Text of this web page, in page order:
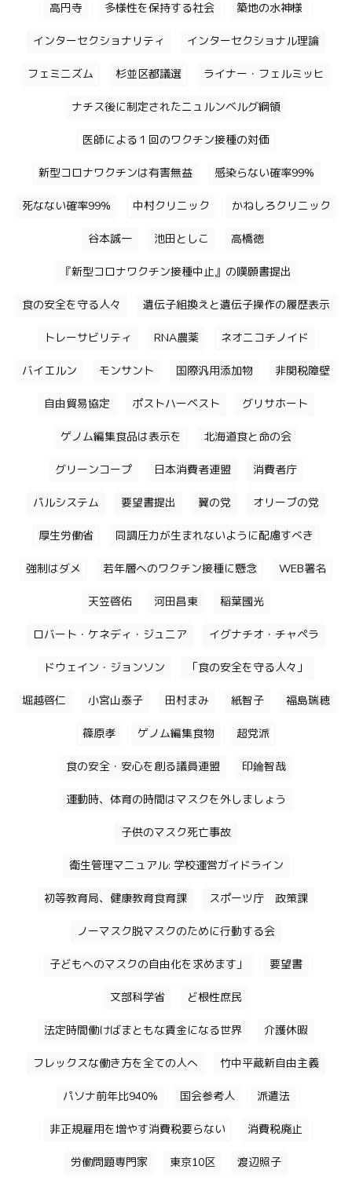
高円寺 多様性を保持する社会 築地の水神様
インターセクショナリティ インターセクショナル理論
フェミニズム 杉並区都議選 ライナー・フェルミッヒ
ナチス後に制定されたニュルンベルグ綱領
医師による１回のワクチン接種の対価
新型コロナワクチンは有害無益 感染らない確率99%
死なない確率99% 中村クリニック かねしろクリニック
谷本誠一 池田としこ 高橋徳
『新型コロナワクチン接種中止』の嘆願書提出
食の安全を守る人々 遺伝子組換えと遺伝子操作の履歴表示
トレーサビリティ RNA農薬 ネオニコチノイド
バイエルン モンサント 国際汎用添加物 非関税障壁
自由貿易協定 ポストハーベスト グリサホート
ゲノム編集食品は表示を 北海道食と命の会
グリーンコープ 日本消費者連盟 消費者庁
パルシステム 要望書提出 翼の党 オリーブの党
厚生労働省 同調圧力が生まれないように配慮すべき
強制はダメ 若年層へのワクチン接種に懸念 WEB署名
天笠啓佑 河田昌東 稲葉國光
ロバート・ケネディ・ジュニア イグナチオ・チャペラ
ドウェイン・ジョンソン 「食の安全を守る人々」
堀越啓仁 小宮山泰子 田村まみ 紙智子 福島瑞穂
篠原孝 ゲノム編集食物 超党派
食の安全・安心を創る議員連盟 印鑰智哉
運動時、体育の時間はマスクを外しましょう
子供のマスク死亡事故
衛生管理マニュアル: 学校運営ガイドライン
初等教育局、健康教育食育課 スポーツ庁 政策課
ノーマスク脱マスクのために行動する会
子どもへのマスクの自由化を求めます」 要望書
文部科学省 ど根性庶民
法定時間働けばまともな賃金になる世界 介護休暇
フレックスな働き方を全ての人へ 竹中平蔵新自由主義
パソナ前年比940% 国会参考人 派遣法
非正規雇用を増やす消費税要らない 消費税廃止
労働問題専門家 東京10区 渡辺照子